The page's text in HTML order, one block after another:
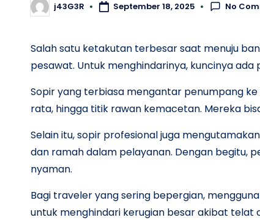
Posted
by
j43G3R September 18, 2025 No
Salah satu ketakutan terbesar saat menuju
pesawat. Untuk menghindarinya, kuncinya ada
Sopir yang terbiasa mengantar penumpang
rata, hingga titik rawan kemacetan. Mereka
Selain itu, sopir profesional juga
dan ramah dalam pelayanan. Dengan begitu,
nyaman.
Bagi traveler yang sering bepergian,
untuk menghindari kerugian besar akibat telat